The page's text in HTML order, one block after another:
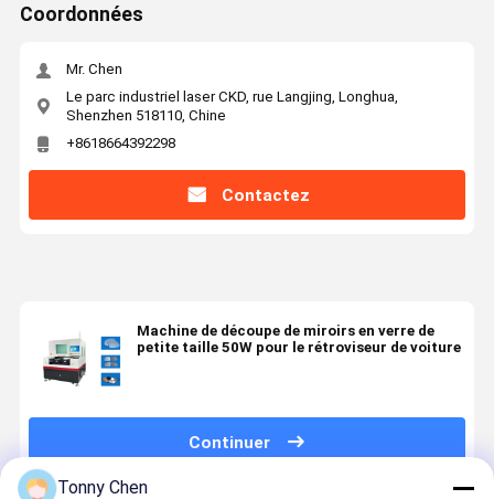
Coordonnées
Mr. Chen
Le parc industriel laser CKD, rue Langjing, Longhua,
Shenzhen 518110, Chine
+8618664392298
Contactez
Machine de découpe de miroirs en verre de
petite taille 50W pour le rétroviseur de voiture
Continuer
Tonny Chen